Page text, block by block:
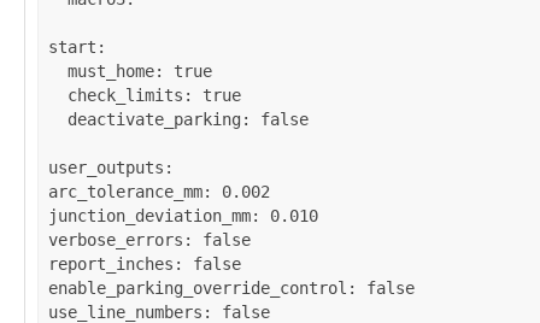
start :
must_home: true
check_limits : true
deactivate_parking : false
user_outputs
arc_tolerance_mm: 0.002
junction_deviation_mm: 0.010
verbose_errors : false
report_inches : false
enable_parking_override_control : false
use_line_numbers : false